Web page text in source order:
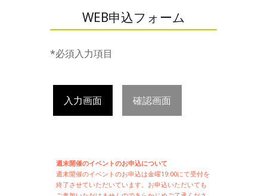
WEB申込フォーム
*必須入力項目
入力画面 確認画面
週末開催のイベントのお申込について
週末開催のイベントのお申込は金曜19:00にて受付を
終了させていただいています。お申込いただいても